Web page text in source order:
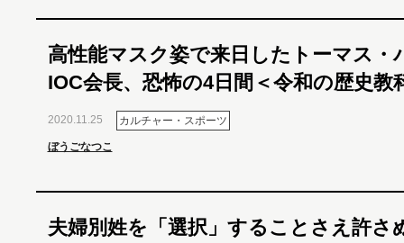
高性能マスク姿で来日したトーマス・
IOC会長、恐怖の4日間＜令和の歴史教
2020.11.25 カルチャー・スポーツ
ぼうごなつこ
夫婦別姓を「選択」することさえ許さ